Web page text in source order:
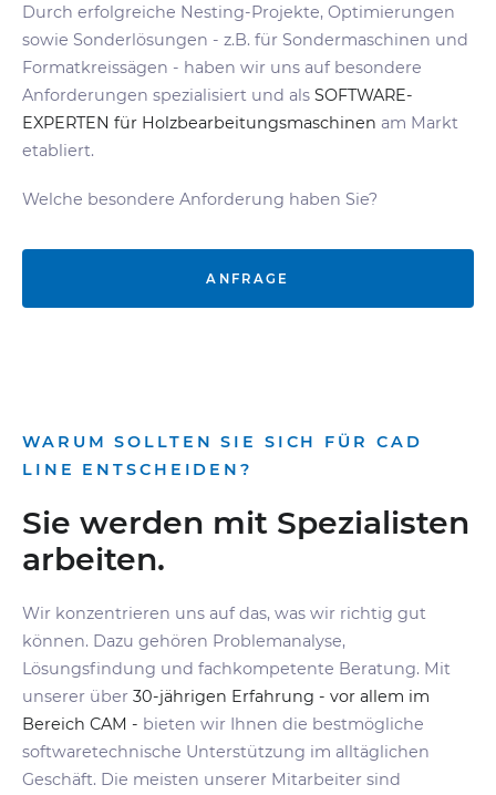
Durch erfolgreiche Nesting-Projekte, Optimierungen
sowie Sonderlösungen - z.B. für Sondermaschinen und
Formatkreissägen - haben wir uns auf besondere
Anforderungen spezialisiert und als SOFTWARE-
EXPERTEN für Holzbearbeitungsmaschinen am Markt
etabliert.
Welche besondere Anforderung haben Sie?
ANFRAGE
WARUM SOLLTEN SIE SICH FÜR CAD
LINE ENTSCHEIDEN?
Sie werden mit Spezialisten
arbeiten.
Wir konzentrieren uns auf das, was wir richtig gut
können. Dazu gehören Problemanalyse,
Lösungsfindung und fachkompetente Beratung. Mit
unserer über 30-jährigen Erfahrung - vor allem im
Bereich CAM - bieten wir Ihnen die bestmögliche
softwaretechnische Unterstützung im alltäglichen
Geschäft. Die meisten unserer Mitarbeiter sind